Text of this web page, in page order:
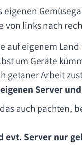
eigenen
von links nach
auf eigenem
um Geräte
getaner Arbeit
Server
auch pachten,
evt. Server nur